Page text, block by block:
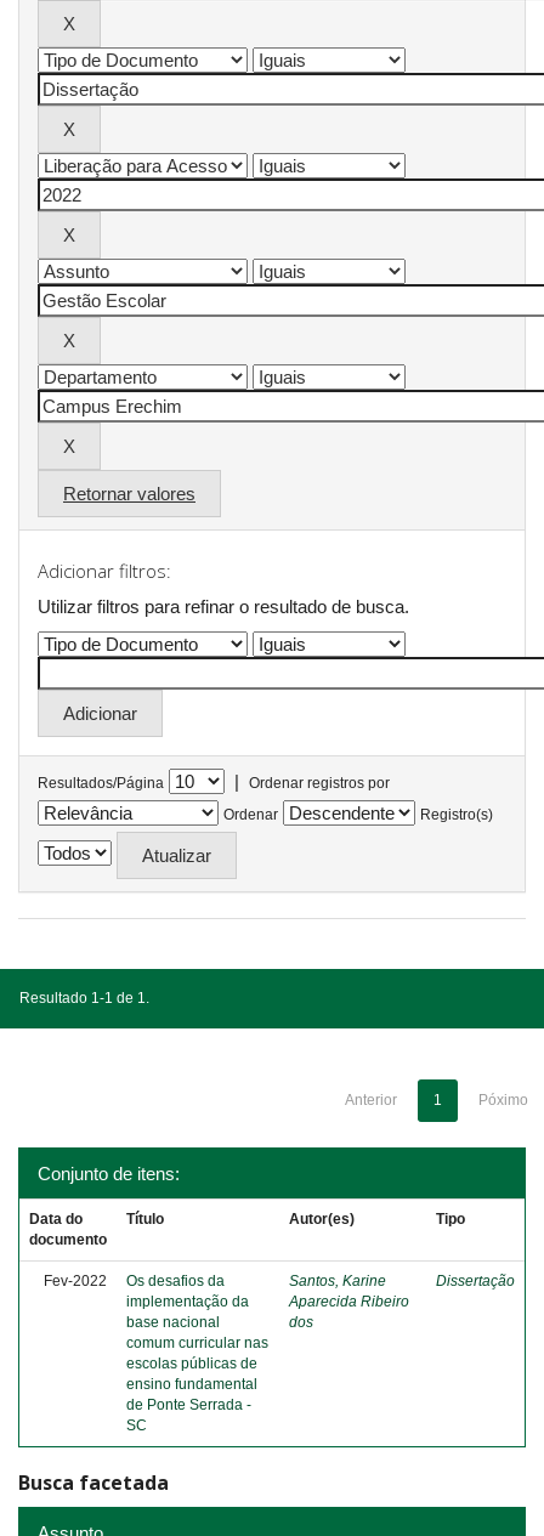
Retornar valores
Adicionar filtros:
Utilizar filtros para refinar o resultado de busca.
Resultados/Página |
Ordenar registros por
Ordenar
Registro(s)
Resultado 1-1 de 1.
Anterior 1 Póximo
Conjunto de itens:
Data do
documento
Título Autor(es) Tipo
Fev-2022
Os desafios da
implementação da
base nacional
comum curricular nas
escolas públicas de
ensino fundamental
de Ponte Serrada -
SC
Santos, Karine
Aparecida Ribeiro
dos
Dissertação
Busca facetada